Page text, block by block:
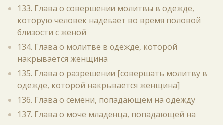
133. Глава о совершении молитвы в одежде,
которую человек надевает во время половой
близости с женой
134. Глава о молитве в одежде, которой
накрывается женщина
135. Глава о разрешении [совершать молитву в
одежде, которой накрывается женщина]
136. Глава о семени, попадающем на одежду
137. Глава о моче младенца, попадающей на